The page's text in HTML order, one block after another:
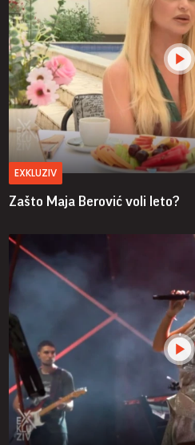
EXKLUZIV
Zašto Maja Berović voli leto?